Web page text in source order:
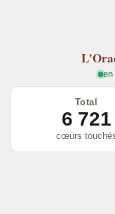
Total
6 721
cœurs